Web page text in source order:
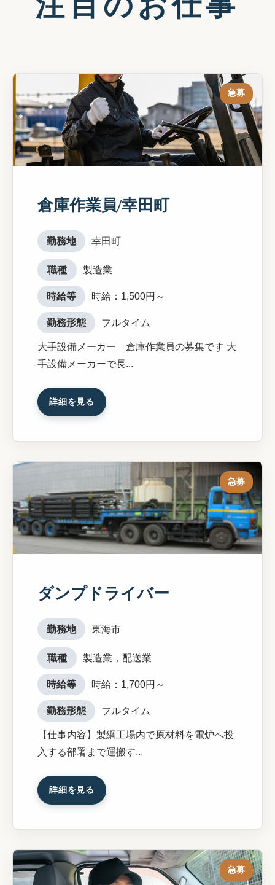
急募
倉庫作業員/幸田町
勤務地 幸田町
職種 製造業
時給等 時給：1,500円～
勤務形態 フルタイム
大手設備メーカー 倉庫作業員の募集です 大
手設備メーカーで長...
詳細を見る
急募
ダンプドライバー
勤務地 東海市
職種 製造業，配送業
時給等 時給：1,700円～
勤務形態 フルタイム
【仕事内容】製綱工場内で原材料を電炉へ投
入する部署まで運搬す...
詳細を見る
急募